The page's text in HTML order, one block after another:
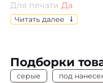
Для печати Да
Состав Кулирная
Читать далее
Подборки
серые под